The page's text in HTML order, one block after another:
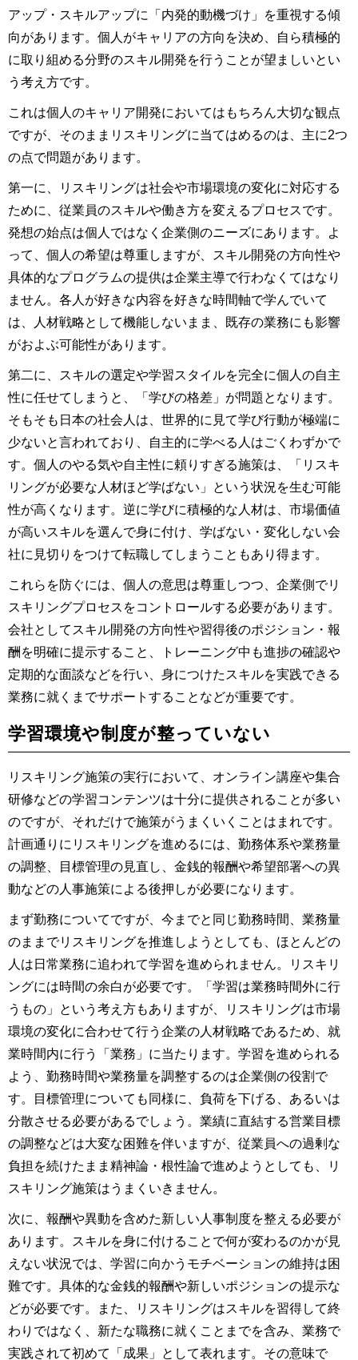
アップ・スキルアップに「内発的動機づけ」を重視する傾
向があります。個人がキャリアの方向を決め、自ら積極的
に取り組める分野のスキル開発を行うことが望ましいとい
う考え方です。
これは個人のキャリア開発においてはもちろん大切な観点
ですが、そのままリスキリングに当てはめるのは、主に2つ
の点で問題があります。
第一に、リスキリングは社会や市場環境の変化に対応する
ために、従業員のスキルや働き方を変えるプロセスです。
発想の始点は個人ではなく企業側のニーズにあります。よ
って、個人の希望は尊重しますが、スキル開発の方向性や
具体的なプログラムの提供は企業主導で行わなくてはなり
ません。各人が好きな内容を好きな時間軸で学んでいて
は、人材戦略として機能しないまま、既存の業務にも影響
がおよぶ可能性があります。
第二に、スキルの選定や学習スタイルを完全に個人の自主
性に任せてしまうと、「学びの格差」が問題となります。
そもそも日本の社会人は、世界的に見て学び行動が極端に
少ないと言われており、自主的に学べる人はごくわずかで
す。個人のやる気や自主性に頼りすぎる施策は、「リスキ
リングが必要な人材ほど学ばない」という状況を生む可能
性が高くなります。逆に学びに積極的な人材は、市場価値
が高いスキルを選んで身に付け、学ばない・変化しない会
社に見切りをつけて転職してしまうこともあり得ます。
これらを防ぐには、個人の意思は尊重しつつ、企業側でリ
スキリングプロセスをコントロールする必要があります。
会社としてスキル開発の方向性や習得後のポジション・報
酬を明確に提示すること、トレーニング中も進捗の確認や
定期的な面談などを行い、身につけたスキルを実践できる
業務に就くまでサポートすることなどが重要です。
学習環境や制度が整っていない
リスキリング施策の実行において、オンライン講座や集合
研修などの学習コンテンツは十分に提供されることが多い
のですが、それだけで施策がうまくいくことはまれです。
計画通りにリスキリングを進めるには、勤務体系や業務量
の調整、目標管理の見直し、金銭的報酬や希望部署への異
動などの人事施策による後押しが必要になります。
まず勤務についてですが、今までと同じ勤務時間、業務量
のままでリスキリングを推進しようとしても、ほとんどの
人は日常業務に追われて学習を進められません。リスキリ
ングには時間の余白が必要です。「学習は業務時間外に行
うもの」という考え方もありますが、リスキリングは市場
環境の変化に合わせて行う企業の人材戦略であるため、就
業時間内に行う「業務」に当たります。学習を進められる
よう、勤務時間や業務量を調整するのは企業側の役割で
す。目標管理についても同様に、負荷を下げる、あるいは
分散させる必要があるでしょう。業績に直結する営業目標
の調整などは大変な困難を伴いますが、従業員への過剰な
負担を続けたまま精神論・根性論で進めようとしても、リ
スキリング施策はうまくいきません。
次に、報酬や異動を含めた新しい人事制度を整える必要が
あります。スキルを身に付けることで何が変わるのかが見
えない状況では、学習に向かうモチベーションの維持は困
難です。具体的な金銭的報酬や新しいポジションの提示な
どが必要です。また、リスキリングはスキルを習得して終
わりではなく、新たな職務に就くことまでを含み、業務で
実践されて初めて「成果」として表れます。その意味で